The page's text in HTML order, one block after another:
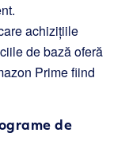
achizițiile
de bază oferă
Prime fiind
de